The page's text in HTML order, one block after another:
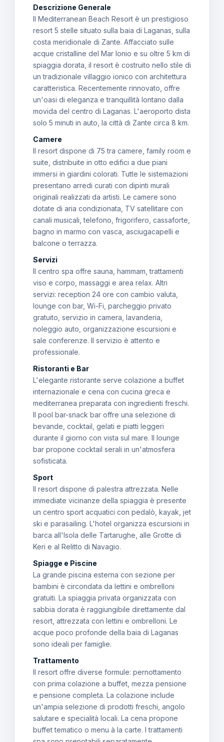
Descrizione Generale
Il Mediterranean Beach Resort è un prestigioso
resort 5 stelle situato sulla baia di Laganas, sulla
costa meridionale di Zante. Affacciato sulle
acque cristalline del Mar Ionio e su oltre 5 km di
spiaggia dorata, il resort è costruito nello stile di
un tradizionale villaggio ionico con architettura
caratteristica. Recentemente rinnovato, offre
un'oasi di eleganza e tranquillità lontano dalla
movida del centro di Laganas. L'aeroporto dista
solo 5 minuti in auto, la città di Zante circa 8 km.
Camere
Il resort dispone di 75 tra camere, family room e
suite, distribuite in otto edifici a due piani
immersi in giardini colorati. Tutte le sistemazioni
presentano arredi curati con dipinti murali
originali realizzati da artisti. Le camere sono
dotate di aria condizionata, TV satellitare con
canali musicali, telefono, frigorifero, cassaforte,
bagno in marmo con vasca, asciugacapelli e
balcone o terrazza.
Servizi
Il centro spa offre sauna, hammam, trattamenti
viso e corpo, massaggi e area relax. Altri
servizi: reception 24 ore con cambio valuta,
lounge con bar, Wi-Fi, parcheggio privato
gratuito, servizio in camera, lavanderia,
noleggio auto, organizzazione escursioni e
sale conferenze. Il servizio è attento e
professionale.
Ristoranti e Bar
L'elegante ristorante serve colazione a buffet
internazionale e cena con cucina greca e
mediterranea preparata con ingredienti freschi.
Il pool bar-snack bar offre una selezione di
bevande, cocktail, gelati e piatti leggeri
durante il giorno con vista sul mare. Il lounge
bar propone cocktail serali in un'atmosfera
sofisticata.
Sport
Il resort dispone di palestra attrezzata. Nelle
immediate vicinanze della spiaggia è presente
un centro sport acquatici con pedalò, kayak, jet
ski e parasailing. L'hotel organizza escursioni in
barca all'Isola delle Tartarughe, alle Grotte di
Keri e al Relitto di Navagio.
Spiagge e Piscine
La grande piscina esterna con sezione per
bambini è circondata da lettini e ombrelloni
gratuiti. La spiaggia privata organizzata con
sabbia dorata è raggiungibile direttamente dal
resort, attrezzata con lettini e ombrelloni. Le
acque poco profonde della baia di Laganas
sono ideali per famiglie.
Trattamento
Il resort offre diverse formule: pernottamento
con prima colazione a buffet, mezza pensione
e pensione completa. La colazione include
un'ampia selezione di prodotti freschi, angolo
salutare e specialità locali. La cena propone
buffet tematico o menu à la carte. I trattamenti